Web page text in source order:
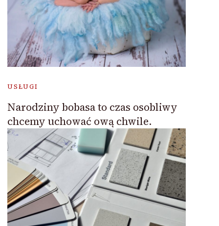
USŁUGI
Narodziny bobasa to czas osobliwy
chcemy uchować ową chwile.